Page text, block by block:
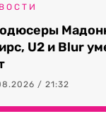
U2 и Blur
/ 21:32